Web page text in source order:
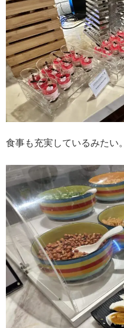
食事も充実しているみたい。